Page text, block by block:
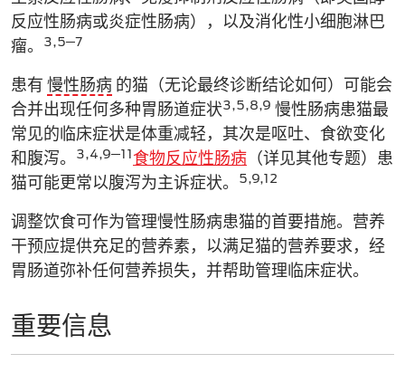
反应性肠病或炎症性肠病），以及消化性小细胞淋巴
瘤。
3,5─7
患有 慢性肠病 的猫（无论最终诊断结论如何）可能会
合并出现任何多种胃肠道症状3,5,8,9 慢性肠病患猫最
常见的临床症状是体重减轻，其次是呕吐、食欲变化
和腹泻。
3,4,9─11食物反应性肠病 （详见其他专题）患
猫可能更常以腹泻为主诉症状。
5,9,12
调整饮食可作为管理慢性肠病患猫的首要措施。营养
干预应提供充足的营养素，以满足猫的营养要求，经
胃肠道弥补任何营养损失，并帮助管理临床症状。
重要信息